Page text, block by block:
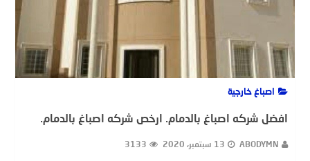
اصباغ خارجية
افضل شركه اصباغ بالدمام. ارخص شركه اصباغ بالدمام.
ABODYMN 13 سبتمبر، 2020 3133